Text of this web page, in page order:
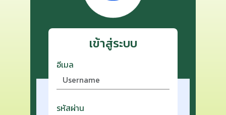
เข้าสู่ระบบ
อีเมล
รหัสผ่าน